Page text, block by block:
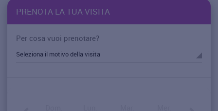
PRENOTA LA TUA VISITA
Per cosa vuoi prenotare?